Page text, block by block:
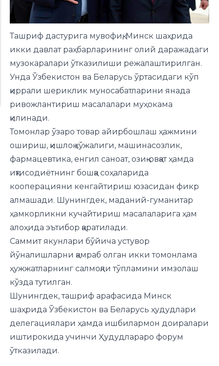
Ташриф дастурига мувофиқ, Минск шаҳрида
икки давлат раҳбарларининг олий даражадаги
музокаралари ўтказилиши режалаштирилган.
Унда Ўзбекистон ва Беларусь ўртасидаги кўп
қиррали шериклик муносабатларини янада
ривожлантириш масалалари муҳокама
қилинади.
Томонлар ўзаро товар айирбошлаш ҳажмини
ошириш, қишлоқ хўжалиги, машинасозлик,
фармацевтика, енгил саноат, озиқ-овқат ҳамда
иқтисодиётнинг бошқа соҳаларида
кооперацияни кенгайтириш юзасидан фикр
алмашади. Шунингдек, маданий-гуманитар
ҳамкорликни кучайтириш масалаларига ҳам
алоҳида эътибор қаратилади.
Саммит якунлари бўйича устувор
йўналишларни қамраб олган икки томонлама
ҳужжатларнинг салмоқли тўпламини имзолаш
кўзда тутилган.
Шунингдек, ташриф арафасида Минск
шаҳрида Ўзбекистон ва Беларусь ҳудудлари
делегациялари ҳамда ишбилармон доиралари
иштирокида учинчи Ҳудудлараро форум
ўтказилади.